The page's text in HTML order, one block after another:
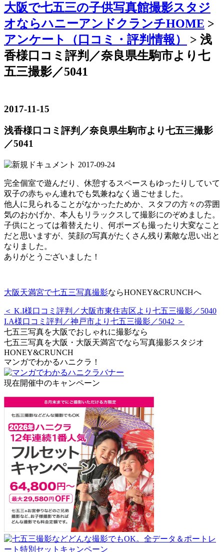
大阪で七五三の子供写真館撮影スタジ
オならハニーアンドクランチHOME >
アンケート（口コミ・評判情報）
> 浅
香様口コミ評判／奈良県生駒市より七
五三撮影／5041
2017-11-15
浅香様口コミ評判／奈良県生駒市より七五三撮影
／5041
完全個室で遊んだり、休憩するスペースもゆったりしていて
双子の赤ちゃん連れでも気兼ねなく過ごせました。
他人に見られることがなかったためか、スタフの方々の雰囲
気のおかげか、本人もリラックスして撮影にのぞめました。
子供にとっては着替えたり、何ポーズも撮ったり大変なこと
だと思いますが、笑顔の写真がたくさん残り素敵な思い出と
なりました。
ありがとうございました！
大阪天満宮で七五三写真撮影ならHONEY&CRUNCHへ
＜ K.I様口コミ評判／大阪市東住吉区より七五三撮影／5040
I.A様口コミ評判／神戸市より七五三撮影／5042 ＞
七五三写真を大阪でおしゃれに撮影なら
七五三写真を大阪・大阪天満宮でなら写真撮影スタジオ
HONEY&CRUNCH
マンガでわかるハニクラ！
現在開催中のキャンペーン